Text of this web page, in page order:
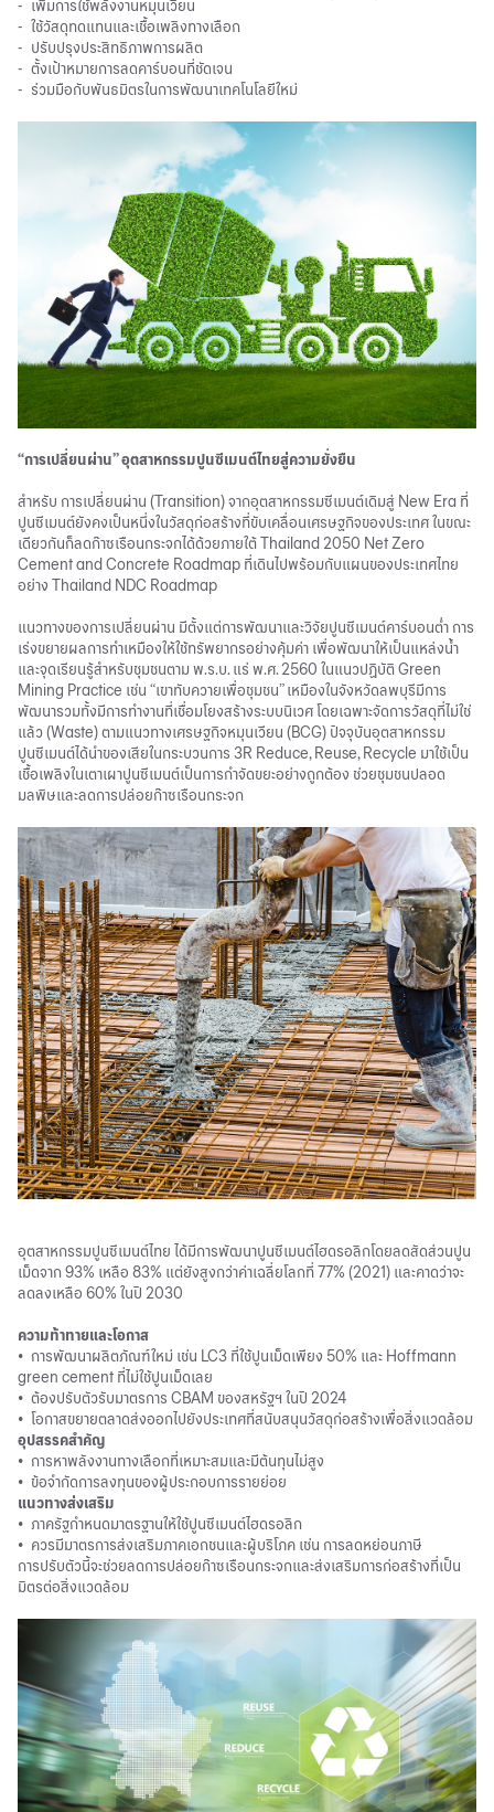
- เพิ่มการใช้พลังงานหมุนเวียน
- ใช้วัสดุทดแทนและเชื้อเพลิงทางเลือก
- ปรับปรุงประสิทธิภาพการผลิต
- ตั้งเป้าหมายการลดคาร์บอนที่ชัดเจน
- ร่วมมือกับพันธมิตรในการพัฒนาเทคโนโลยีใหม่
“การเปลี่ยนผ่าน” อุตสาหกรรมปูนซีเมนต์ไทยสู่ความยั่งยืน
สำหรับ การเปลี่ยนผ่าน (Transition) จากอุตสาหกรรมซีเมนต์เดิมสู่ New Era ที่
ปูนซีเมนต์ยังคงเป็นหนึ่งในวัสดุก่อสร้างที่ขับเคลื่อนเศรษฐกิจของประเทศ ในขณะ
เดียวกันก็ลดก๊าซเรือนกระจกได้ด้วยภายใต้ Thailand 2050 Net Zero
Cement and Concrete Roadmap ที่เดินไปพร้อมกับแผนของประเทศไทย
อย่าง Thailand NDC Roadmap
แนวทางของการเปลี่ยนผ่าน มีตั้งแต่การพัฒนาและวิจัยปูนซีเมนต์คาร์บอนต่ำ การ
เร่งขยายผลการทำเหมืองให้ใช้ทรัพยากรอย่างคุ้มค่า เพื่อพัฒนาให้เป็นแหล่งน้ำ
และจุดเรียนรู้สำหรับชุมชนตาม พ.ร.บ. แร่ พ.ศ. 2560 ในแนวปฏิบัติ Green
Mining Practice เช่น “เขาทับควายเพื่อชุมชน” เหมืองในจังหวัดลพบุรีมีการ
พัฒนารวมทั้งมีการทำงานที่เชื่อมโยงสร้างระบบนิเวศ โดยเฉพาะจัดการวัสดุที่ไม่ใช่
แล้ว (Waste) ตามแนวทางเศรษฐกิจหมุนเวียน (BCG) ปัจจุบันอุตสาหกรรม
ปูนซีเมนต์ได้นำของเสียในกระบวนการ 3R Reduce, Reuse, Recycle มาใช้เป็น
เชื้อเพลิงในเตาเผาปูนซีเมนต์เป็นการกำจัดขยะอย่างถูกต้อง ช่วยชุมชนปลอด
มลพิษและลดการปล่อยก๊าซเรือนกระจก
อุตสาหกรรมปูนซีเมนต์ไทย ได้มีการพัฒนาปูนซีเมนต์ไฮดรอลิกโดยลดสัดส่วนปูน
เม็ดจาก 93% เหลือ 83% แต่ยังสูงกว่าค่าเฉลี่ยโลกที่ 77% (2021) และคาดว่าจะ
ลดลงเหลือ 60% ในปี 2030
ความท้าทายและโอกาส
• การพัฒนาผลิตภัณฑ์ใหม่ เช่น LC3 ที่ใช้ปูนเม็ดเพียง 50% และ Hoffmann
green cement ที่ไม่ใช้ปูนเม็ดเลย
• ต้องปรับตัวรับมาตรการ CBAM ของสหรัฐฯ ในปี 2024
• โอกาสขยายตลาดส่งออกไปยังประเทศที่สนับสนุนวัสดุก่อสร้างเพื่อสิ่งแวดล้อม
อุปสรรคสำคัญ
• การหาพลังงานทางเลือกที่เหมาะสมและมีต้นทุนไม่สูง
• ข้อจำกัดการลงทุนของผู้ประกอบการรายย่อย
แนวทางส่งเสริม
• ภาครัฐกำหนดมาตรฐานให้ใช้ปูนซีเมนต์ไฮดรอลิก
• ควรมีมาตรการส่งเสริมภาคเอกชนและผู้บริโภค เช่น การลดหย่อนภาษี
การปรับตัวนี้จะช่วยลดการปล่อยก๊าซเรือนกระจกและส่งเสริมการก่อสร้างที่เป็น
มิตรต่อสิ่งแวดล้อม